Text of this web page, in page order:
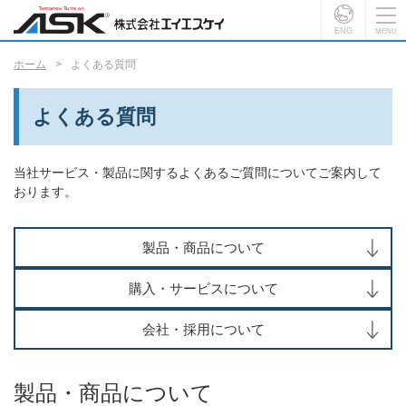
ENG
ホーム よくある質問
よくある質問
当社サービス・製品に関するよくあるご質問についてご案内して
おります。​
製品・商品について​​
購入・サービスについて​​
会社・採用について​​
製品・商品について​​